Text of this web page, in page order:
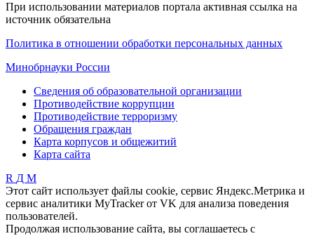
При использовании материалов портала активная ссылка на
источник обязательна
Политика в отношении обработки персональных данных
Минобрнауки России
Сведения об образовательной организации
Противодействие коррупции
Противодействие терроризму
Обращения граждан
Карта корпусов и общежитий
Карта сайта
R Д М
Этот сайт использует файлы cookie, сервис Яндекс.Метрика и
сервис аналитики MyTracker от VK для анализа поведения
пользователей.
Продолжая использование сайта, вы соглашаетесь с